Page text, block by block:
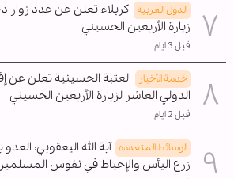
الدول العربیه كربلاء تعلن عن عدد زوار
زيارة الأربعين الحسيني
قبل 3 ايام
خدمة الأخبار
العتبة الحسينية تعلن عن
الدولي العاشر لزيارة الأربعين الحسيني
قبل 2 ايام
الوسائط المتعدده آية الله اليعقوبي:
زرع اليأس والإحباط في نفوس